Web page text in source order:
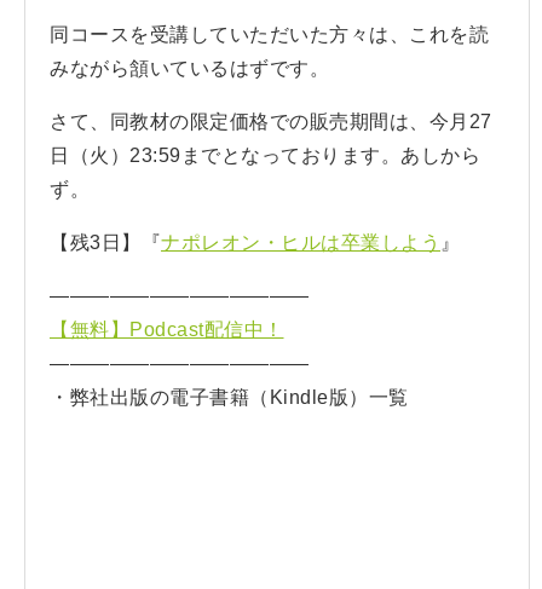
同コースを受講していただいた方々は、これを読
みながら頷いているはずです。
さて、同教材の限定価格での販売期間は、今月27
日（火）23:59までとなっております。あしから
ず。
【残3日】『ナポレオン・ヒルは卒業しよう 』
—————————————
【無料】Podcast配信中！
—————————————
・弊社出版の電子書籍（Kindle版）一覧